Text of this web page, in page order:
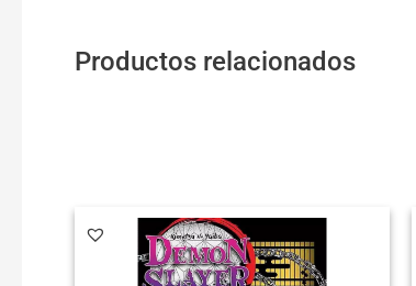
Productos relacionados